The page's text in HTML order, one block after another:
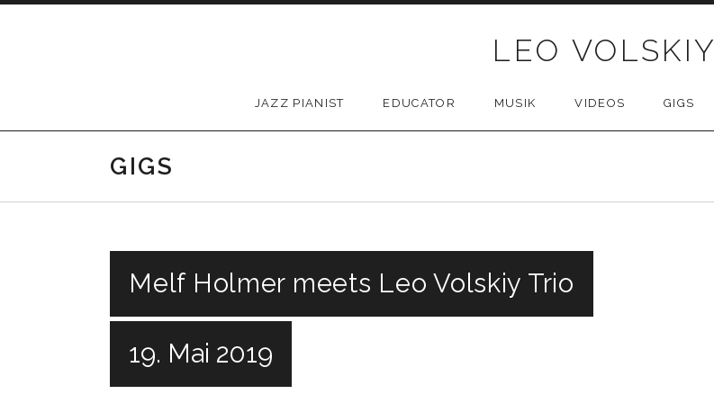
LEO VOLSKIY
JAZZ PIANIST EDUCATOR MUSIK VIDEOS GIGS
GIGS
Melf Holmer meets Leo Volskiy Trio
19. Mai 2019